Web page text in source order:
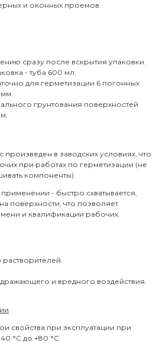
и оконных проемов.
сразу после вскрытия упаковки.
- туба 600 мл.
для герметизации 6 погонных
мм.
грунтования поверхностей
в заводских условиях, что
при работах по герметизации (не
компоненты).
- быстро схватывается,
поверхности, что позволяет
и квалификации рабочих.
и вредного воздействия.
свойства при эксплуатации при
°С до +80 °С.